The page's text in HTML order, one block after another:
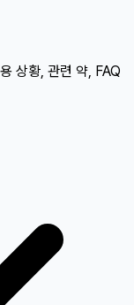
상황, 관련 약, FAQ